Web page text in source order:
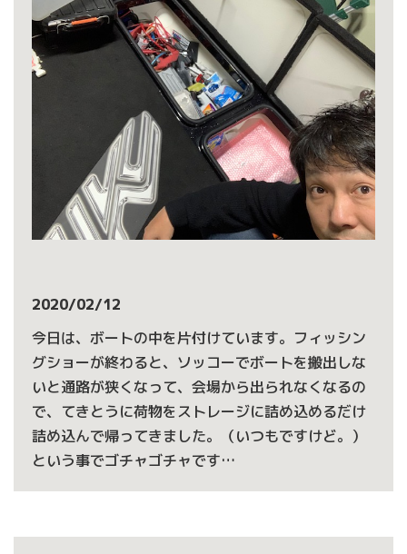
2020/02/12
今日は、ボートの中を片付けています。フィッシン
グショーが終わると、ソッコーでボートを搬出しな
いと通路が狭くなって、会場から出られなくなるの
で、てきとうに荷物をストレージに詰め込めるだけ
詰め込んで帰ってきました。（いつもですけど。）
という事でゴチャゴチャです…